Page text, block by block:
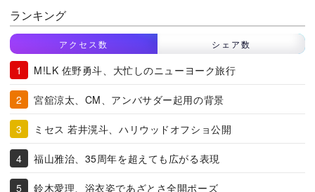
ランキング
アクセス数 シェア数
M!LK 佐野勇斗、大忙しのニューヨーク旅行
宮舘涼太、CM、アンバサダー起用の背景
ミセス 若井滉斗、ハリウッドオフショ公開
福山雅治、35周年を超えても広がる表現
鈴木愛理、浴衣姿であざとさ全開ポーズ